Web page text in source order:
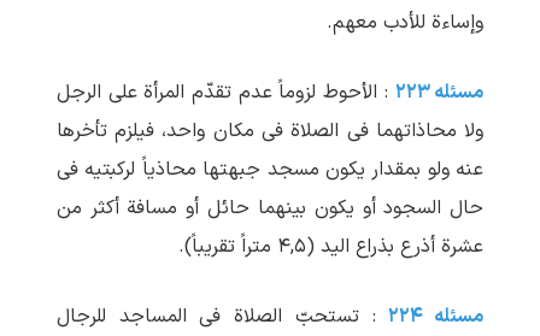
وإساءة للأدب معهم.
مسئله ۲۲۳
: الأحوط لزوماً عدم تقدّم المرأة علی الرجل
ولا محاذاتهما فی الصلاة فی مکان واحد، فیلزم تأخرها
عنه ولو بمقدار یکون مسجد جبهتها محاذیاً لرکبتیه فی
حال السجود أو یکون بینهما حائل أو مسافة أکثر من
عشرة أذرع بذراع الید (۴,۵ متراً تقریباً).
مسئله ۲۲۴
: تستحبّ الصلاة فی المساجد للرجال